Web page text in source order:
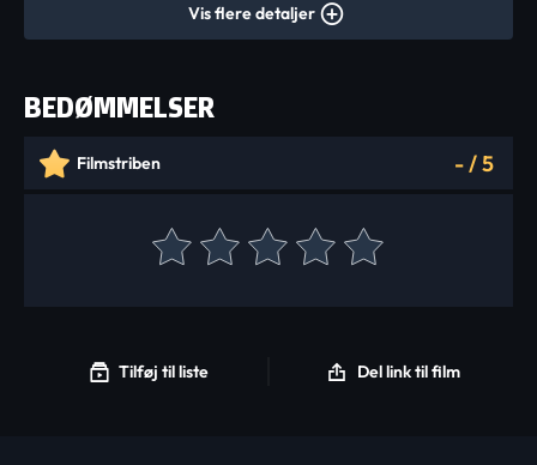
Vis flere detaljer
BEDØMMELSER
Filmstriben -/5
Tilføj til liste Del link til film